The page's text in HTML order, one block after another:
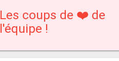
Les coups de ❤️ de
l'équipe !